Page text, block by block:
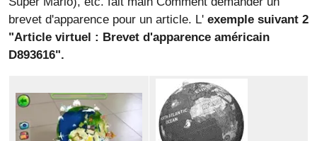
brevet d'apparence pour un article. L' exemple suivant 2
"Article virtuel : Brevet d'apparence américain
D893616".